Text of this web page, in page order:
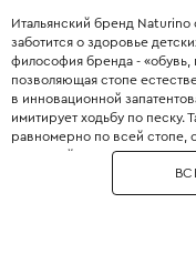
Итальянский бренд Naturino
заботится о здоровье
философия бренда -
позволяющая стопе
в инновационной
имитирует ходьбу по песку.
равномерно по всей стопе,
здоровый рост. Внутренняя
дышащей натуральной кожи
свойствами. Задник обуви